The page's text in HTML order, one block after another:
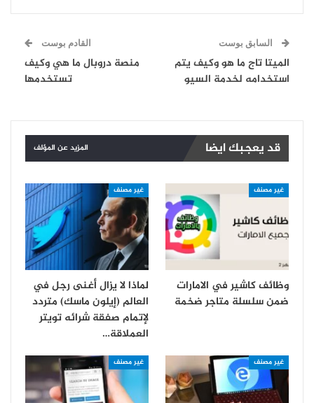
السابق بوست
الميتا تاج ما هو وكيف يتم
استخدامه لخدمة السيو
القادم بوست
منصة دروبال ما هي وكيف
تستخدمها
قد يعجبك ايضا المزيد عن المؤلف
غير مصنف
وظائف كاشير في الامارات
ضمن سلسلة متاجر ضخمة
غير مصنف
لماذا لا يزال أغنى رجل في
العالم (إيلون ماسك) متردد
لإتمام صفقة شرائه تويتر
العملاقة…
غير مصنف غير مصنف